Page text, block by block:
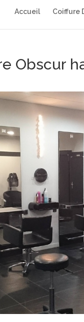
Accueil Coiffure
Obscur